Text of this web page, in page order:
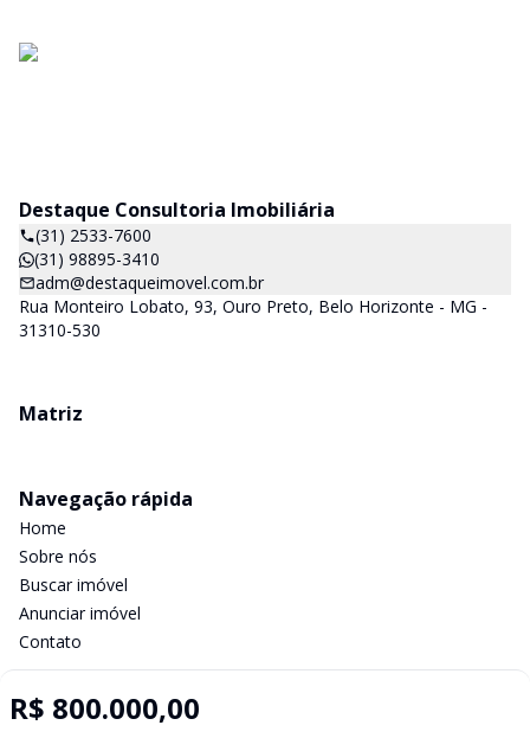
R$ 800.000,00
Destaque Consultoria Imobiliária
(31) 2533-7600
(31) 98895-3410
adm@destaqueimovel.com.br
Rua Monteiro Lobato, 93, Ouro Preto, Belo Horizonte - MG -
31310-530
Matriz
Navegação rápida
Home
Sobre nós
Buscar imóvel
Anunciar imóvel
Contato